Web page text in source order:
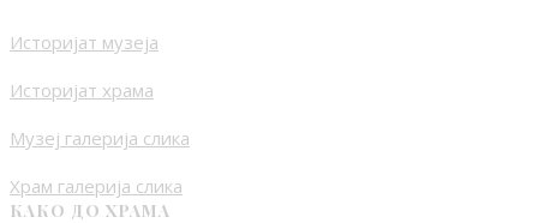
Историјат музеја
Историјат храма
Музеј галерија слика
Храм галерија слика
КАКО ДО ХРАМА